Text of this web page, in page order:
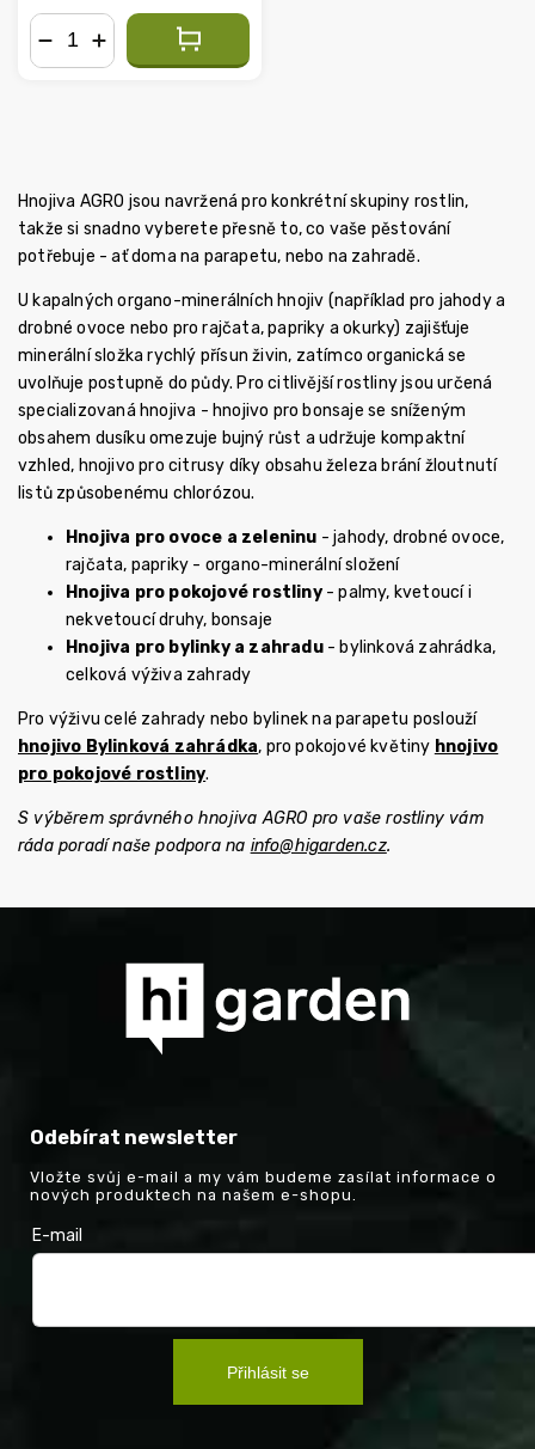
Hnojiva AGRO jsou navržená pro konkrétní skupiny rostlin,
takže si snadno vyberete přesně to, co vaše pěstování
potřebuje - ať doma na parapetu, nebo na zahradě.
U kapalných organo-minerálních hnojiv (například pro jahody a
drobné ovoce nebo pro rajčata, papriky a okurky) zajišťuje
minerální složka rychlý přísun živin, zatímco organická se
uvolňuje postupně do půdy. Pro citlivější rostliny jsou určená
specializovaná hnojiva - hnojivo pro bonsaje se sníženým
obsahem dusíku omezuje bujný růst a udržuje kompaktní
vzhled, hnojivo pro citrusy díky obsahu železa brání žloutnutí
listů způsobenému chlorózou.
Hnojiva pro ovoce a zeleninu - jahody, drobné ovoce,
rajčata, papriky - organo-minerální složení
Hnojiva pro pokojové rostliny- palmy, kvetoucí i
nekvetoucí druhy, bonsaje
Hnojiva pro bylinky a zahradu- bylinková zahrádka,
celková výživa zahrady
Pro výživu celé zahrady nebo bylinek na parapetu poslouží
hnojivo Bylinková zahrádka, pro pokojové květiny hnojivo
pro pokojové rostliny.
S výběrem správného hnojiva AGRO pro vaše rostliny vám
ráda poradí naše podpora na info@higarden.cz.
Odebírat newsletter
Vložte svůj e-mail a my vám budeme zasílat informace o
nových produktech na našem e-shopu.
E-mail
Přihlásit se